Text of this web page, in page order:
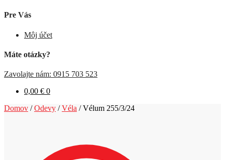
Pre Vás
Môj účet
Máte otázky?
Zavolajte nám: 0915 703 523
0,00 € 0
Domov /Odevy /Véla /Vélum 255/3/24